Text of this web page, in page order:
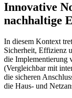
Innovative
nachhaltige
In diesem Kontext
Sicherheit, Effizienz
die
(Vergleichbar mit
die sicheren
die Haus- und